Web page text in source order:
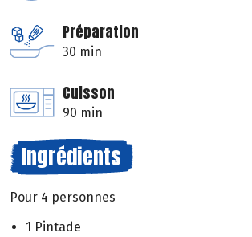
Préparation
30 min
Cuisson
90 min
Ingrédients
Pour 4 personnes
1 Pintade